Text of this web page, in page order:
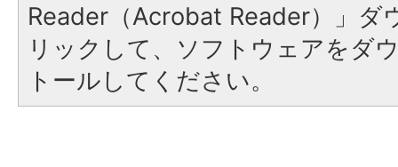
Reader（Acrobat Reader）」ダ
リックして、ソフトウェアをダ
トールしてください。